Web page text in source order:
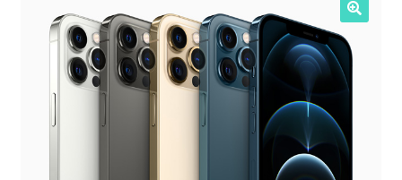
MI CUENTA
NOSOTROS
SERVICIOS